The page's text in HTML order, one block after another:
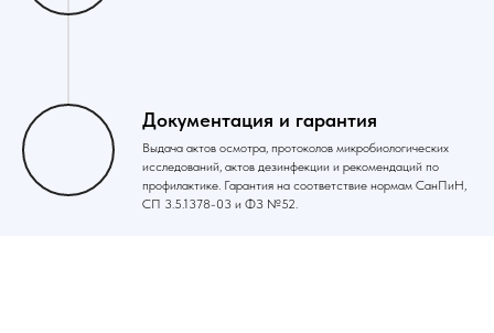
Документация и гарантия
Выдача актов осмотра, протоколов микробиологических
исследований, актов дезинфекции и рекомендаций по
профилактике. Гарантия на соответствие нормам СанПиН,
СП 3.5.1378-03 и ФЗ №52.